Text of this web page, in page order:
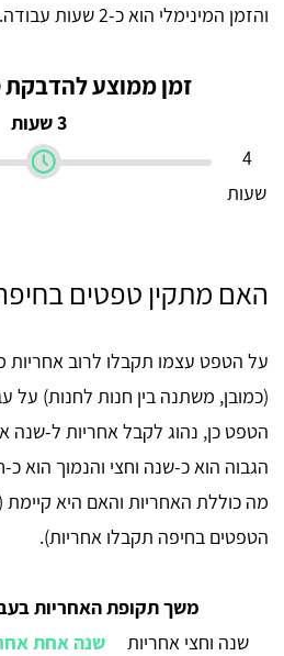
והזמן המינימלי הוא כ-2 שעות עבודה.
זמן ממוצע להדבקת
3 שעות
4
שעות
האם מתקין טפטים
על הטפט עצמו תקבלו לרוב אחריות
(כמובן, משתנה בין חנות לחנות)
הטפט כן, נהוג לקבל אחריות ל-שנה
הגבוה הוא כ-שנה וחצי והנמוך הוא כ-
מה כוללת האחריות והאם היא
הטפטים בחיפה תקבלו אחריות).
משך תקופת האחריות
שנה וחצי אחריות
שנה אחת